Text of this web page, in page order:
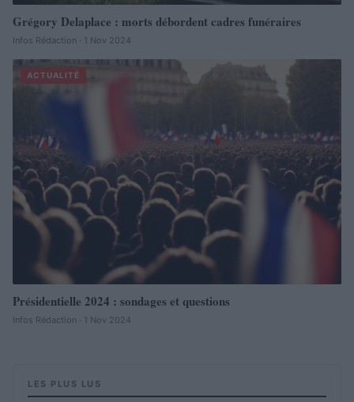
Grégory Delaplace : morts débordent cadres funéraires
Infos Rédaction · 1 Nov 2024
ACTUALITÉ
Présidentielle 2024 : sondages et questions
Infos Rédaction · 1 Nov 2024
LES PLUS LUS